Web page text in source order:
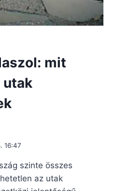
mit
utak
16:47
szinte összes
az utak